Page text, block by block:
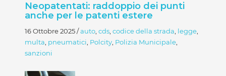
Neopatentati: raddoppio dei punti
anche per le patenti estere
16 Ottobre 2025/auto, cds, codice della strada, legge,
multa, pneumatici, Polcity, Polizia Municipale,
sanzioni